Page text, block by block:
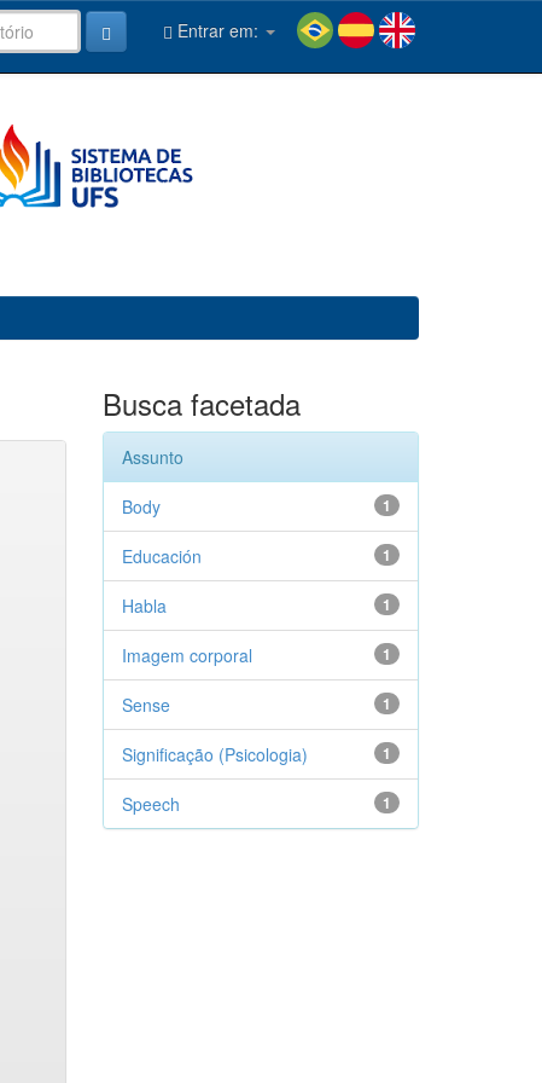
Entrar em:
Busca facetada
Assunto
1
Body
1
Educación
1
Habla
1
Imagem corporal
1
Sense
1
Significação (Psicologia)
1
Speech